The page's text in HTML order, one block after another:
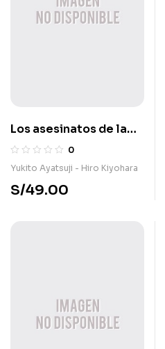
Los asesinatos de la
mansión decagonal 1
0
Yukito Ayatsuji - Hiro Kiyohara
S/49.00